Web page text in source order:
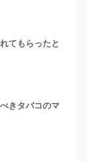
てもらったと
きタバコのマ